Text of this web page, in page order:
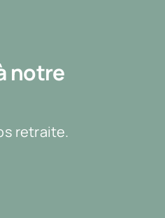
notre
retraite.